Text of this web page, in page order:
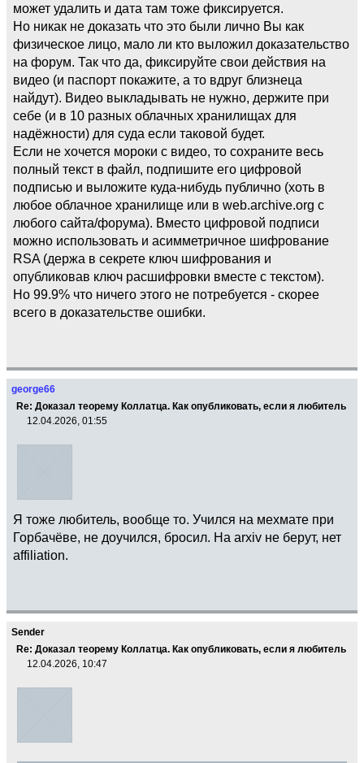
может удалить и дата там тоже фиксируется.
Но никак не доказать что это были лично Вы как
физическое лицо, мало ли кто выложил доказательство
на форум. Так что да, фиксируйте свои действия на
видео (и паспорт покажите, а то вдруг близнеца
найдут). Видео выкладывать не нужно, держите при
себе (и в 10 разных облачных хранилищах для
надёжности) для суда если таковой будет.
Если не хочется мороки с видео, то сохраните весь
полный текст в файл, подпишите его цифровой
подписью и выложите куда-нибудь публично (хоть в
любое облачное хранилище или в web.archive.org с
любого сайта/форума). Вместо цифровой подписи
можно использовать и асимметричное шифрование
RSA (держа в секрете ключ шифрования и
опубликовав ключ расшифровки вместе с текстом).
Но 99.9% что ничего этого не потребуется - скорее
всего в доказательстве ошибки.
george66
Re: Доказал теорему Коллатца. Как опубликовать, если я любитель
12.04.2026, 01:55
Я тоже любитель, вообще то. Учился на мехмате при
Горбачёве, не доучился, бросил. На arxiv не берут, нет
affiliation.
Sender
Re: Доказал теорему Коллатца. Как опубликовать, если я любитель
12.04.2026, 10:47